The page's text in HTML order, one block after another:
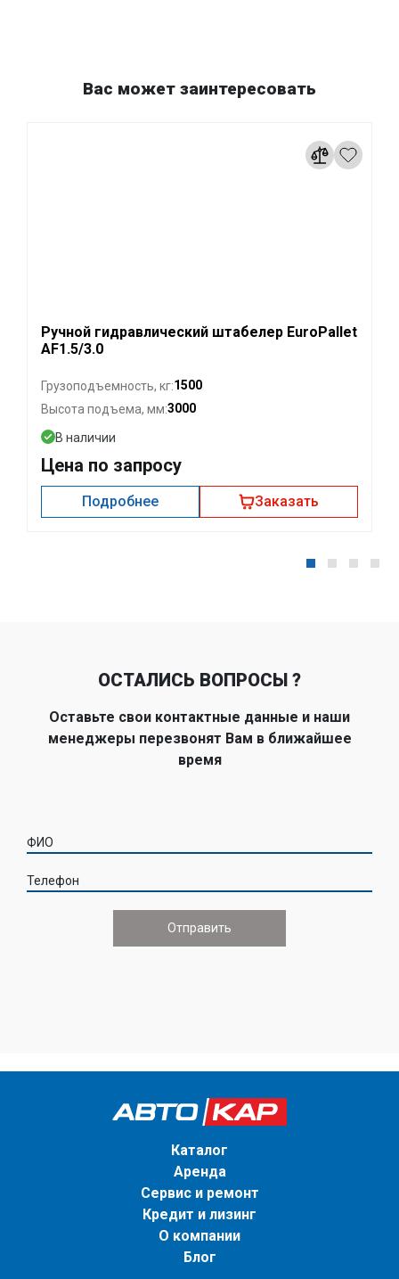
Вас может заинтересовать
Ручной гидравлический штабелер EuroPallet
AF1.5/3.0
Грузоподъемность, кг:1500
Высота подъема, мм:3000
В наличии
Цена по запросу
Подробнее Заказать
ОСТАЛИСЬ ВОПРОСЫ ?
Оставьте свои контактные данные и наши
менеджеры перезвонят Вам в ближайшее
время
ФИО
Телефон
Каталог
Аренда
Сервис и ремонт
Кредит и лизинг
О компании
Блог